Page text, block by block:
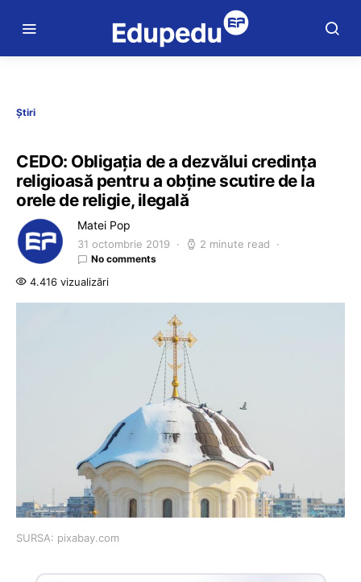
Știri
CEDO: Obligaţia de a dezvălui credinţa
religioasă pentru a obţine scutire de la
orele de religie, ilegală
Matei Pop
31 octombrie 2019 2 minute read
No comments
4.416 vizualizări
SURSA: pixabay.com